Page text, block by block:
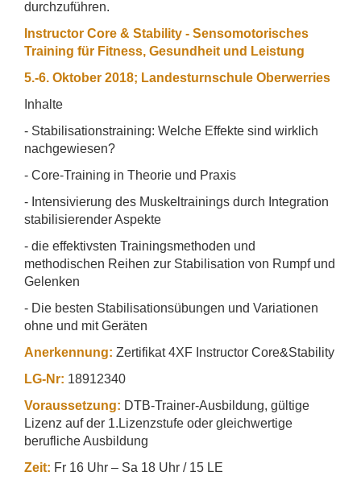
durchzuführen.
Instructor Core & Stability - Sensomotorisches
Training für Fitness, Gesundheit und Leistung
5.-6. Oktober 2018; Landesturnschule Oberwerries
Inhalte
- Stabilisationstraining: Welche Effekte sind wirklich
nachgewiesen?
- Core-Training in Theorie und Praxis
- Intensivierung des Muskeltrainings durch Integration
stabilisierender Aspekte
- die effektivsten Trainingsmethoden und
methodischen Reihen zur Stabilisation von Rumpf und
Gelenken
- Die besten Stabilisationsübungen und Variationen
ohne und mit Geräten
Anerkennung: Zertifikat 4XF Instructor Core&Stability
LG-Nr: 18912340
Voraussetzung: DTB-Trainer-Ausbildung, gültige
Lizenz auf der 1.Lizenzstufe oder gleichwertige
berufliche Ausbildung
Zeit: Fr 16 Uhr – Sa 18 Uhr / 15 LE